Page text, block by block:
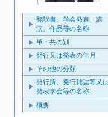
翻訳書、学会発表、講
演、作品等の名称
単・共の別
発行又は発表の年月
その他の分類
発行所、発行雑誌等又は
発表学会等の名称
概要